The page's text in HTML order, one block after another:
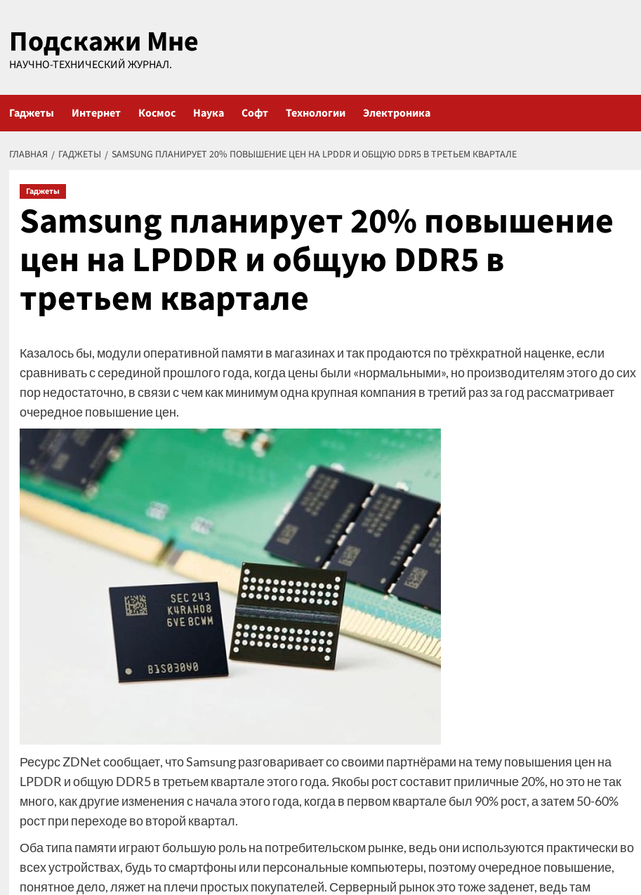
содержимому
Подскажи Мне
НАУЧНО-ТЕХНИЧЕСКИЙ ЖУРНАЛ.
Гаджеты Интернет Космос Наука Софт Технологии Электроника
ГЛАВНАЯ ГАДЖЕТЫ SAMSUNG ПЛАНИРУЕТ 20% ПОВЫШЕНИЕ ЦЕН НА LPDDR И ОБЩУЮ DDR5 В ТРЕТЬЕМ КВАРТАЛЕ
Гаджеты
Samsung планирует 20% повышение
цен на LPDDR и общую DDR5 в
третьем квартале
Казалось бы, модули оперативной памяти в магазинах и так продаются по трёхкратной наценке, если
сравнивать с серединой прошлого года, когда цены были «нормальными», но производителям этого до сих
пор недостаточно, в связи с чем как минимум одна крупная компания в третий раз за год рассматривает
очередное повышение цен.
Ресурс ZDNet сообщает, что Samsung разговаривает со своими партнёрами на тему повышения цен на
LPDDR и общую DDR5 в третьем квартале этого года. Якобы рост составит приличные 20%, но это не так
много, как другие изменения с начала этого года, когда в первом квартале был 90% рост, а затем 50-60%
рост при переходе во второй квартал.
Оба типа памяти играют большую роль на потребительском рынке, ведь они используются практически во
всех устройствах, будь то смартфоны или персональные компьютеры, поэтому очередное повышение,
понятное дело, ляжет на плечи простых покупателей. Серверный рынок это тоже заденет, ведь там